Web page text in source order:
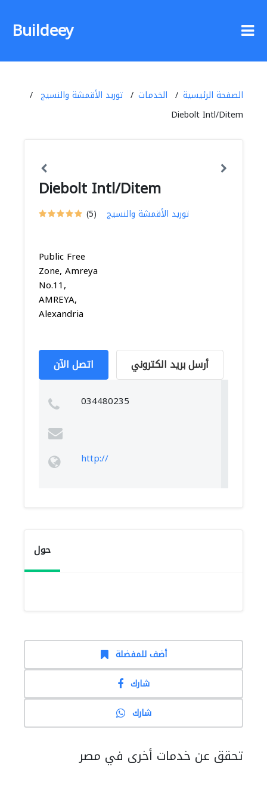
Buildeey
الصفحة الرئيسية الخدمات
توريد الأقمشة والنسيج
Diebolt Intl/Ditem
Diebolt Intl/Ditem
(5) توريد الأقمشة والنسيج
Public Free
Zone, Amreya
No.11,
AMREYA,
Alexandria
اتصل الآن أرسل بريد الكتروني
034480235
http://
حول
أضف للمفضلة
شارك
شارك
تحقق عن خدمات أخرى في مصر